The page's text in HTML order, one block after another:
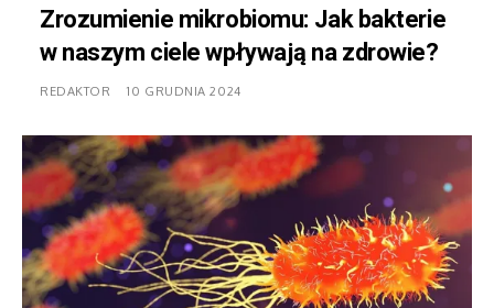
Zrozumienie mikrobiomu: Jak bakterie
w naszym ciele wpływają na zdrowie?
REDAKTOR 10 GRUDNIA 2024